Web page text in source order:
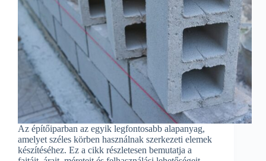
Az építőiparban az egyik legfontosabb alapanyag,
amelyet széles körben használnak szerkezeti elemek
készítéséhez. Ez a cikk részletesen bemutatja a